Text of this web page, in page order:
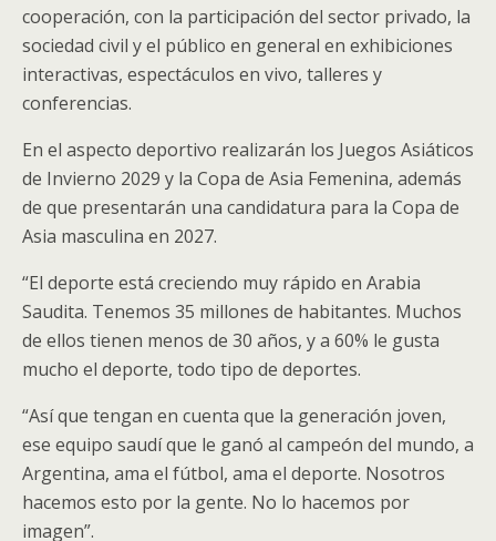
cooperación, con la participación del sector privado, la
sociedad civil y el público en general en exhibiciones
interactivas, espectáculos en vivo, talleres y
conferencias.
En el aspecto deportivo realizarán los Juegos Asiáticos
de Invierno 2029 y la Copa de Asia Femenina, además
de que presentarán una candidatura para la Copa de
Asia masculina en 2027.
“El deporte está creciendo muy rápido en Arabia
Saudita. Tenemos 35 millones de habitantes. Muchos
de ellos tienen menos de 30 años, y a 60% le gusta
mucho el deporte, todo tipo de deportes.
“Así que tengan en cuenta que la generación joven,
ese equipo saudí que le ganó al campeón del mundo, a
Argentina, ama el fútbol, ama el deporte. Nosotros
hacemos esto por la gente. No lo hacemos por
imagen”.